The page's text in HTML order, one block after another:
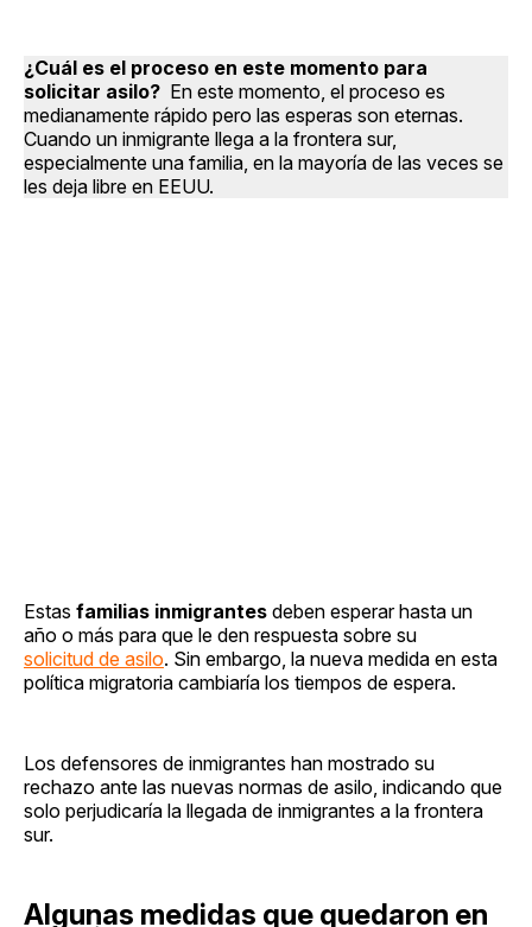
¿Cuál es el proceso en este momento para
solicitar asilo? En este momento, el proceso es
medianamente rápido pero las esperas son eternas.
Cuando un inmigrante llega a la frontera sur,
especialmente una familia, en la mayoría de las veces se
les deja libre en EEUU.
Estas familias inmigrantes deben esperar hasta un
año o más para que le den respuesta sobre su
solicitud de asilo. Sin embargo, la nueva medida en esta
política migratoria cambiaría los tiempos de espera.
Los defensores de inmigrantes han mostrado su
rechazo ante las nuevas normas de asilo, indicando que
solo perjudicaría la llegada de inmigrantes a la frontera
sur.
Algunas medidas que quedaron en